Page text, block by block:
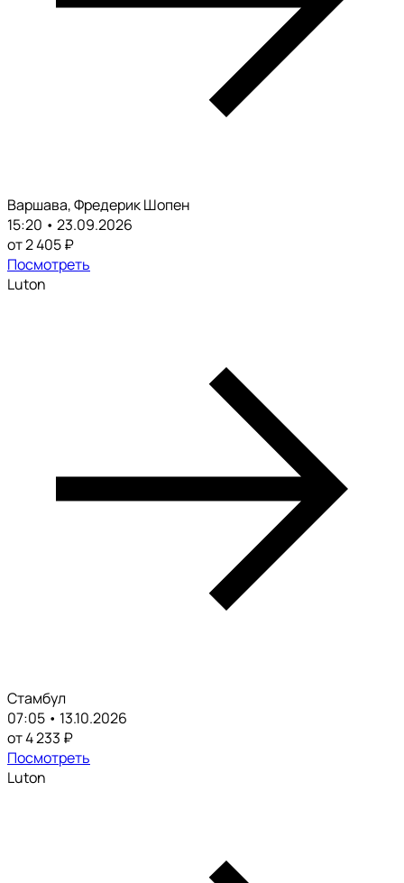
Варшава, Фредерик Шопен
15:20 • 23.09.2026
от 2 405 ₽
Посмотреть
Luton
Стамбул
07:05 • 13.10.2026
от 4 233 ₽
Посмотреть
Luton